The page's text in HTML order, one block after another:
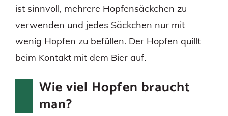
ist sinnvoll, mehrere Hopfensäckchen zu
verwenden und jedes Säckchen nur mit
wenig Hopfen zu befüllen. Der Hopfen quillt
beim Kontakt mit dem Bier auf.
Wie viel Hopfen braucht
man?